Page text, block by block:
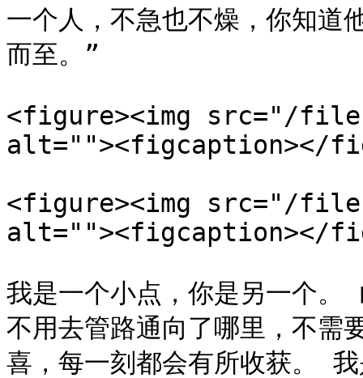
一个人，不急也不燥，你知道
而至。”
<figure><img src="/files/
alt=""><figcaption></
<figure><img src="/files/
alt=""><figcaption></
我是一个小点，你是另一个。
不用去管路通向了哪里，不需
喜，每一刻都会有所收获。